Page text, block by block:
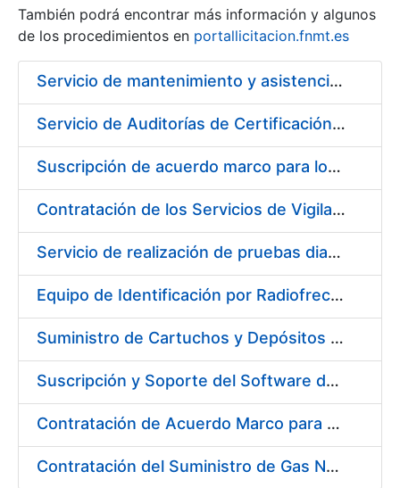
Show/Hide
También podrá encontrar más información y algunos
de los procedimientos en portallicitacion.fnmt.es
Servicio de mantenimiento y asistencia técnica de equipos audiovisuales y alquiler de equipos de sonido y video y de interpretación simultánea en las instalaciones de la FNMT-RCM en Madrid
Servicio de Auditorías de Certificación de los sistemas de gestión de la FNMT-RCM
Suscripción de acuerdo marco para los Servicios de Catering y Almuerzos Protocolarios para eventos celebrados en la Real Casa de la Moneda – Fábrica Nacional de Moneda y Timbre
Contratación de los Servicios de Vigilancia de la Salud Individual y Colectiva y diversas actividades preventivas y sanitarias
Servicio de realización de pruebas diagnósticas de COVID-19
Equipo de Identificación por Radiofrecuencia (RFID)
Suministro de Cartuchos y Depósitos de Tinta Originales para Impresoras
Suscripción y Soporte del Software de Diseño Carveco
Contratación de Acuerdo Marco para el Suministro de Rodamientos y Material de Transmisiones para la Fábrica Nacional de Moneda y Timbre – Real Casa de la Moneda
Contratación del Suministro de Gas Natural para la Fábrica Nacional de Moneda y Timbre – Real Casa de Moneda, en sus centros de trabajo de Madrid y Burgos